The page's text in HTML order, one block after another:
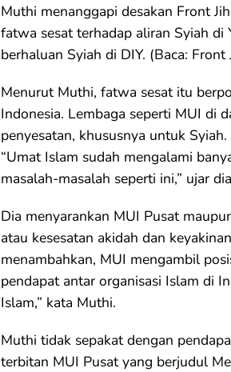
Muthi menanggapi desakan Front
fatwa sesat terhadap aliran Syiah di
berhaluan Syiah di DIY. (Baca:
Menurut Muthi, fatwa sesat itu
Indonesia. Lembaga seperti MUI di
penyesatan, khususnya untuk
“Umat Islam sudah mengalami
masalah-masalah seperti ini,” ujar
Dia menyarankan MUI Pusat
atau kesesatan akidah dan
menambahkan, MUI mengambil
pendapat antar organisasi Islam di
Islam,” kata Muthi.
Muthi tidak sepakat dengan
terbitan MUI Pusat yang berjudul